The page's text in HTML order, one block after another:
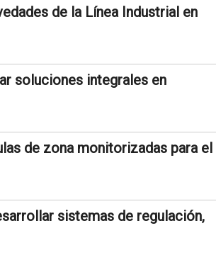
de la Línea Industrial en
soluciones integrales en
de zona monitorizadas para el
sistemas de regulación,